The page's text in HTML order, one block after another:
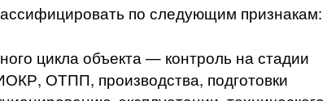
по следующим признакам:
цикла объекта — контроль на стадии
ОТПП, производства, подготовки